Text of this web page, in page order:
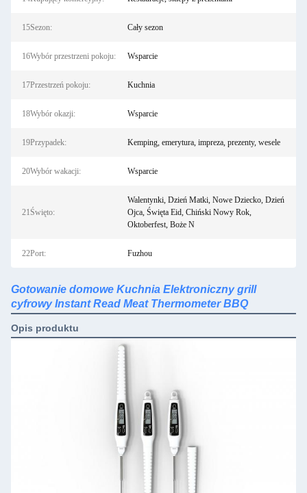
15Sezon: Cały sezon
16Wybór przestrzeni pokoju: Wsparcie
17Przestrzeń pokoju: Kuchnia
18Wybór okazji: Wsparcie
19Przypadek: Kemping, emerytura, impreza, prezenty, wesele
20Wybór wakacji: Wsparcie
21Święto:
Walentynki, Dzień Matki, Nowe Dziecko, Dzień
Ojca, Święta Eid, Chiński Nowy Rok,
Oktoberfest, Boże N
22Port: Fuzhou
Gotowanie domowe Kuchnia Elektroniczny grill
cyfrowy Instant Read Meat Thermometer BBQ
Opis produktu